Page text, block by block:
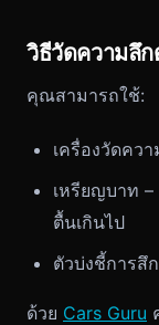
วิธีวัดความลึก
คุณสามารถใช้:
เครื่องวัดคว
เหรียญบาท
ตื้นเกินไป
ตัวบ่งชี้การสึ
ด้วย Cars Guru